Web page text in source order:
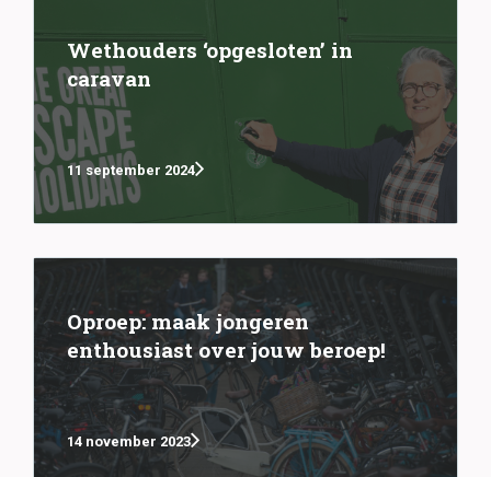
Wethouders ‘opgesloten’ in
caravan
11 september 2024
Oproep: maak jongeren
enthousiast over jouw beroep!
14 november 2023